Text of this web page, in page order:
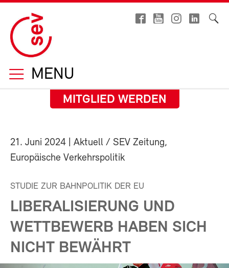
MENU
MITGLIED WERDEN
21. Juni 2024 | Aktuell / SEV Zeitung,
Europäische Verkehrspolitik
STUDIE ZUR BAHNPOLITIK DER EU
LIBERALISIERUNG UND
WETTBEWERB HABEN SICH
NICHT BEWÄHRT